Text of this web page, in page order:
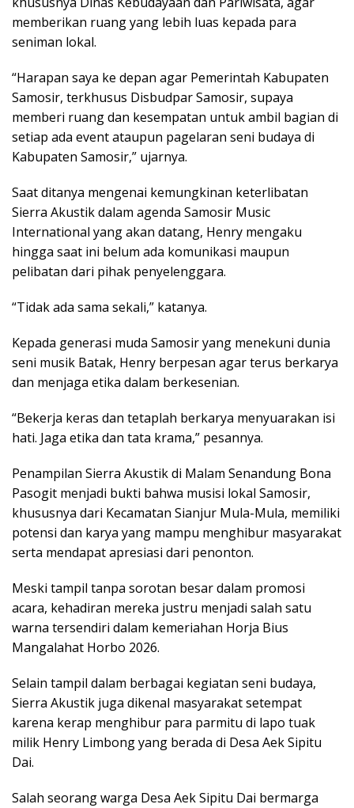
memberikan ruang yang lebih luas kepada para
seniman lokal.
“Harapan saya ke depan agar Pemerintah Kabupaten
Samosir, terkhusus Disbudpar Samosir, supaya
memberi ruang dan kesempatan untuk ambil bagian di
setiap ada event ataupun pagelaran seni budaya di
Kabupaten Samosir,” ujarnya.
Saat ditanya mengenai kemungkinan keterlibatan
Sierra Akustik dalam agenda Samosir Music
International yang akan datang, Henry mengaku
hingga saat ini belum ada komunikasi maupun
pelibatan dari pihak penyelenggara.
“Tidak ada sama sekali,” katanya.
Kepada generasi muda Samosir yang menekuni dunia
seni musik Batak, Henry berpesan agar terus berkarya
dan menjaga etika dalam berkesenian.
“Bekerja keras dan tetaplah berkarya menyuarakan isi
hati. Jaga etika dan tata krama,” pesannya.
Penampilan Sierra Akustik di Malam Senandung Bona
Pasogit menjadi bukti bahwa musisi lokal Samosir,
khususnya dari Kecamatan Sianjur Mula-Mula, memiliki
potensi dan karya yang mampu menghibur masyarakat
serta mendapat apresiasi dari penonton.
Meski tampil tanpa sorotan besar dalam promosi
acara, kehadiran mereka justru menjadi salah satu
warna tersendiri dalam kemeriahan Horja Bius
Mangalahat Horbo 2026.
Selain tampil dalam berbagai kegiatan seni budaya,
Sierra Akustik juga dikenal masyarakat setempat
karena kerap menghibur para parmitu di lapo tuak
milik Henry Limbong yang berada di Desa Aek Sipitu
Dai.
Salah seorang warga Desa Aek Sipitu Dai bermarga